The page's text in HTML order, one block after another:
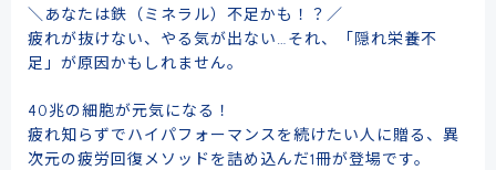
＼あなたは鉄（ミネラル）不足かも！？／
疲れが抜けない、やる気が出ない…それ、「隠れ栄養不
足」が原因かもしれません。
40兆の細胞が元気になる！
疲れ知らずでハイパフォーマンスを続けたい人に贈る、異
次元の疲労回復メソッドを詰め込んだ1冊が登場です。